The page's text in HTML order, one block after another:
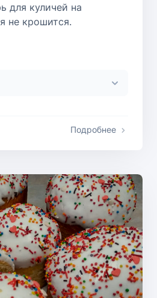
для куличей на
не крошится.
Подробнее